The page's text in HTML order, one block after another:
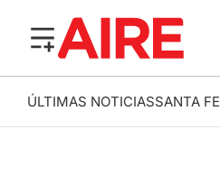
ÚLTIMAS NOTICIASSANTA FE